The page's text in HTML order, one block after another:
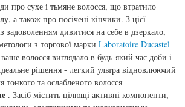
про сухе і тьмяне волосся, що втратило
а також про посічені кінчики. З цієї
задоволенням дивитися на себе в дзеркало,
з торгової марки Laboratoire Ducastel
волосся виглядало в будь-який час доби і
рішення - легкий ультра відновлюючий
тонкого та ослабленого волосся
. Засіб містить цілющі активні компоненти,
стайлінг та ніжний
Серія для максимального
волосся
відновлення